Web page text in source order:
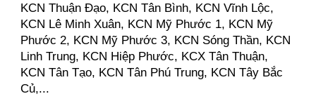
KCN Thuận Đạo, KCN Tân Bình, KCN Vĩnh Lộc,
KCN Lê Minh Xuân, KCN Mỹ Phước 1, KCN Mỹ
Phước 2, KCN Mỹ Phước 3, KCN Sóng Thần, KCN
Linh Trung, KCN Hiệp Phước, KCX Tân Thuận,
KCN Tân Tạo, KCN Tân Phú Trung, KCN Tây Bắc
Củ,...